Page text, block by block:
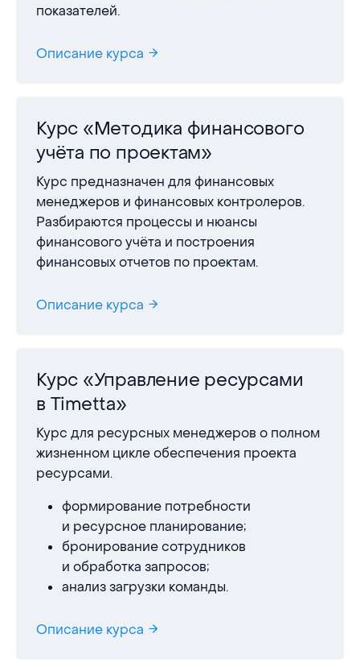
показателей.
Описание курса
Курс «Методика финансового
учёта по проектам»
Курс предназначен для финансовых
менеджеров и финансовых контролеров.
Разбираются процессы и нюансы
финансового учёта и построения
финансовых отчетов по проектам.
Описание курса
Курс «Управление ресурсами
в Timetta»
Курс для ресурсных менеджеров о полном
жизненном цикле обеспечения проекта
ресурсами.
формирование потребности
и ресурсное планирование;
бронирование сотрудников
и обработка запросов;
анализ загрузки команды.
Описание курса